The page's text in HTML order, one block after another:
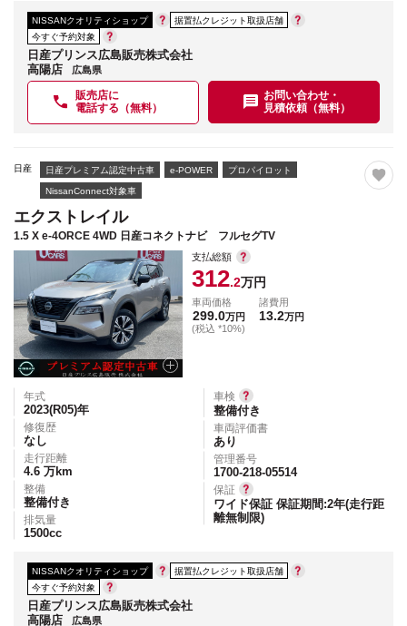
NISSANクオリティショップ
据置払クレジット取扱店舗
今すぐ予約対象
日産プリンス広島販売株式会社
高陽店
広島県
販売店に
電話する（無料）
お問い合わせ・
見積依頼（無料）
日産 日産プレミアム認定中古車 e-POWER プロパイロット
NissanConnect対象車
エクストレイル
1.5 X e-4ORCE 4WD 日産コネクトナビ フルセグTV
支払総額
312.2万円
車両価格
299.0万円
(税込 *10%)
諸費用
13.2万円
年式
2023(R05)年
修復歴
なし
走行距離
4.6 万km
整備
整備付き
排気量
1500cc
車検
整備付き
車両評価書
あり
管理番号
1700-218-05514
保証
ワイド保証 保証期間:2年(走行距
離無制限)
NISSANクオリティショップ
据置払クレジット取扱店舗
今すぐ予約対象
日産プリンス広島販売株式会社
高陽店
広島県